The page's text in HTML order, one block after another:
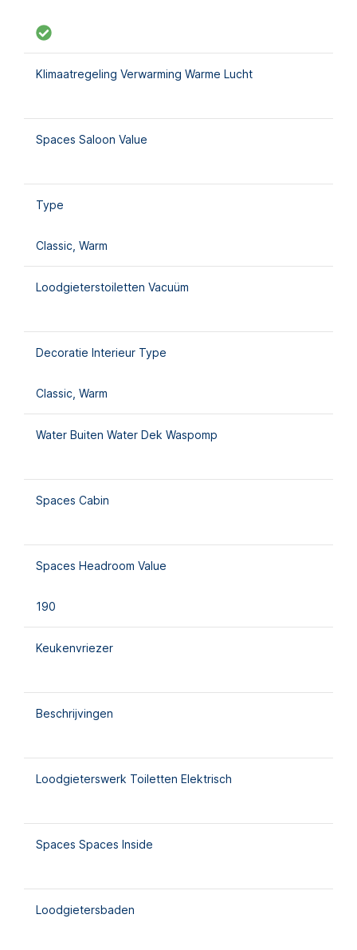
Klimaatregeling Verwarming Warme Lucht
Spaces Saloon Value
Type
Classic, Warm
Loodgieterstoiletten Vacuüm
Decoratie Interieur Type
Classic, Warm
Water Buiten Water Dek Waspomp
Spaces Cabin
Spaces Headroom Value
190
Keukenvriezer
Beschrijvingen
Loodgieterswerk Toiletten Elektrisch
Spaces Spaces Inside
Loodgietersbaden